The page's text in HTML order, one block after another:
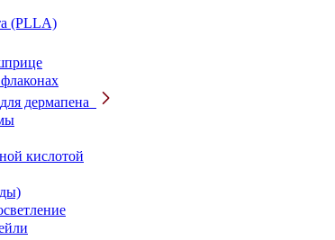
(PLLA)
дермапена
кислотой